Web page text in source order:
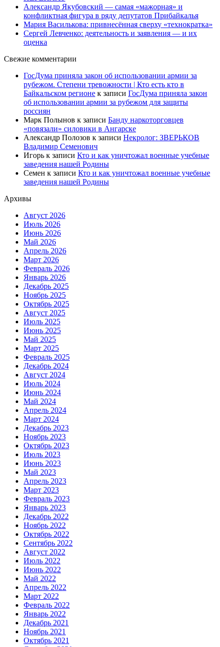
Александр Якубовский — самая «мажорная» и
конфликтная фигура в ряду депутатов Прибайкалья
Мария Василькова: привнесённая сверху «технократка»
Сергей Левченко: деятельность и заявления — и их
оценка
Свежие комментарии
ГосДума приняла закон об использовании армии за
рубежом. Степени тревожности | Кто есть кто в
Байкальском регионе к записи ГосДума приняла закон
об использовании армии за рубежом для защиты
россиян
Марк Полынов к записи Банду наркоторговцев
«повязали» силовики в Ангарске
Александр Полозов к записи Некролог: ЗВЕРЬКОВ
Владимир Семенович
Игорь к записи Кто и как уничтожал военные учебные
заведения нашей Родины
Семен к записи Кто и как уничтожал военные учебные
заведения нашей Родины
Архивы
Август 2026
Июль 2026
Июнь 2026
Май 2026
Апрель 2026
Март 2026
Февраль 2026
Январь 2026
Декабрь 2025
Ноябрь 2025
Октябрь 2025
Август 2025
Июль 2025
Июнь 2025
Май 2025
Март 2025
Февраль 2025
Декабрь 2024
Август 2024
Июль 2024
Июнь 2024
Май 2024
Апрель 2024
Март 2024
Декабрь 2023
Ноябрь 2023
Октябрь 2023
Июль 2023
Июнь 2023
Май 2023
Апрель 2023
Март 2023
Февраль 2023
Январь 2023
Декабрь 2022
Ноябрь 2022
Октябрь 2022
Сентябрь 2022
Август 2022
Июль 2022
Июнь 2022
Май 2022
Апрель 2022
Март 2022
Февраль 2022
Январь 2022
Декабрь 2021
Ноябрь 2021
Октябрь 2021